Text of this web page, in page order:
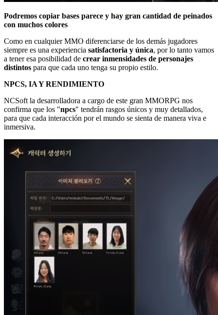
Podremos copiar bases parece y hay gran cantidad de peinados
con muchos colores
Como en cualquier MMO diferenciarse de los demás jugadores
siempre es una experiencia satisfactoria y única, por lo tanto vamos
a tener esa posibilidad de crear inmensidades de personajes
distintos para que cada uno tenga su propio estilo.
NPCS, IA Y RENDIMIENTO
NCSoft la desarrolladora a cargo de este gran MMORPG nos
confirma que los "npcs" tendrán rasgos únicos y muy detallados,
para que cada interacción por el mundo se sienta de manera viva e
inmersiva.